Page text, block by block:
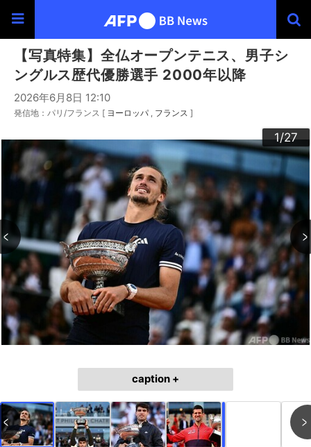
【写真特集】全仏オープンテニス、男子シ
ングルス歴代優勝選手 2000年以降
2026年6月8日 12:10
発信地：パリ/フランス [ ヨーロッパ フランス ]
1/27
2/27
3/27
4/27
5/27
6/27
7/27
8/27
9/27
10/27
11/27
12/27
13/27
14/27
15/27
16/27
17/27
18/27
19/27
20/27
21/27
22/27
23/27
24/27
25/27
26/27
27/27
caption +
成中 画像作成中